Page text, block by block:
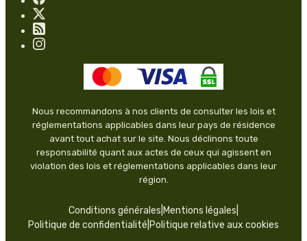
Nous recommandons à nos clients de consulter les lois et
réglementations applicables dans leur pays de résidence
avant tout achat sur le site. Nous déclinons toute
responsabilité quant aux actes de ceux qui agissent en
violation des lois et réglementations applicables dans leur
région.
Conditions générales Mentions légales
Politique de confidentialité Politique relative aux cookies